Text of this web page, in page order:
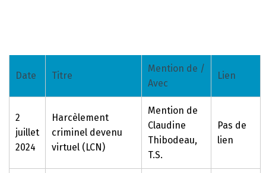
Date Titre
Mention de /
Avec
Lien
2
juillet
2024
Harcèlement
criminel devenu
virtuel (LCN)
Mention de
Claudine
Thibodeau,
T.S.
Pas de
lien